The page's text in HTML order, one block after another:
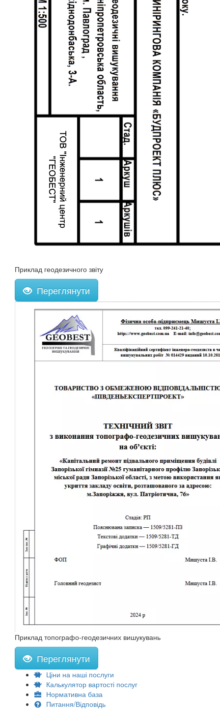
Приклад геодезичного звіту
Переглянути
Приклад топографо-геодезичних вишукувань
Переглянути
Ціни на наші послуги
Калькулятор вартості послуг
Нормативна база
Питання/Відповідь